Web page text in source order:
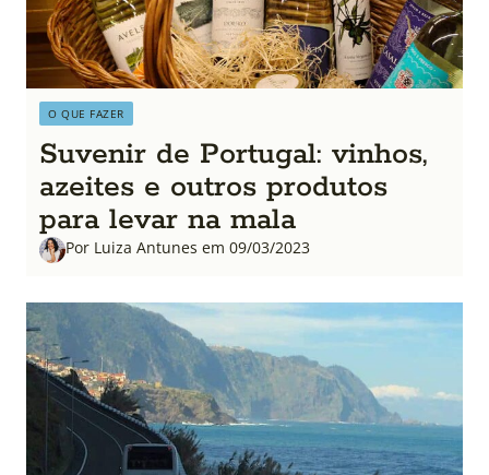
O QUE FAZER
Suvenir de Portugal: vinhos,
azeites e outros produtos
para levar na mala
Por Luiza Antunes em 09/03/2023